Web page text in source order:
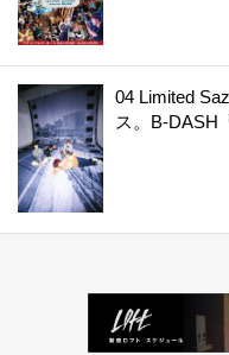
04 Limited
ス。B-DASH